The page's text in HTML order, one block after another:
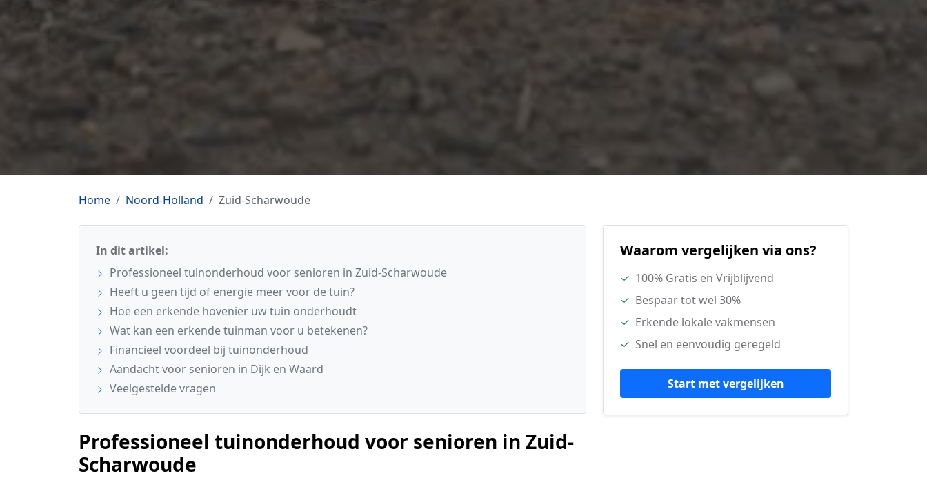
Home Noord-Holland Zuid-Scharwoude
In dit artikel:
Professioneel tuinonderhoud voor senioren in Zuid-Scharwoude
Heeft u geen tijd of energie meer voor de tuin?
Hoe een erkende hovenier uw tuin onderhoudt
Wat kan een erkende tuinman voor u betekenen?
Financieel voordeel bij tuinonderhoud
Aandacht voor senioren in Dijk en Waard
Veelgestelde vragen
Professioneel tuinonderhoud voor senioren in Zuid-
Scharwoude
Waarom vergelijken via ons?
✓ 100% Gratis en Vrijblijvend
✓ Bespaar tot wel 30%
✓ Erkende lokale vakmensen
✓ Snel en eenvoudig geregeld
Start met vergelijken